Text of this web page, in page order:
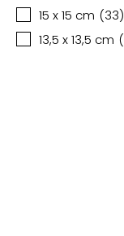
15 x 15 cm (33)
13,5 x 13,5 cm (